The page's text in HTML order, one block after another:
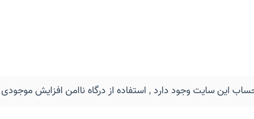
از درگاه ناامن افزایش موجودی است .